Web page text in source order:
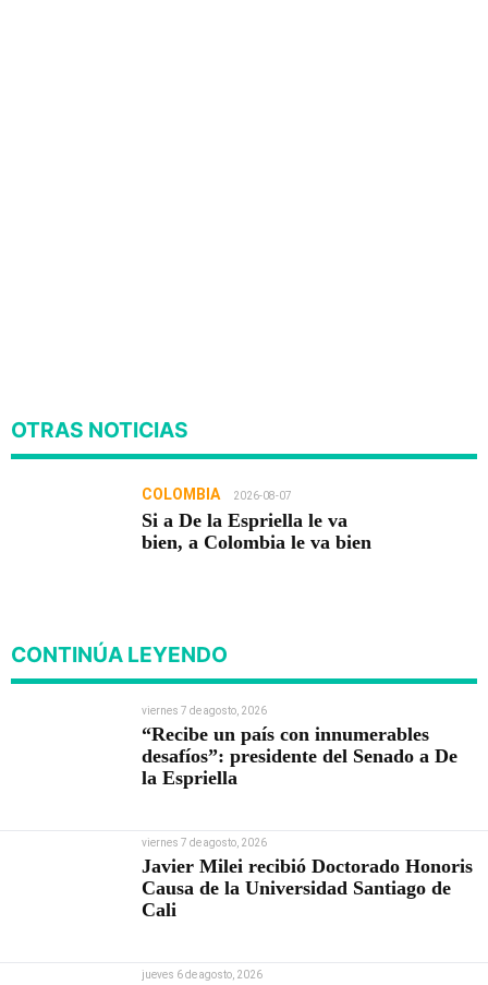
OTRAS NOTICIAS
COLOMBIA 2026-08-07
Si a De la Espriella le va
bien, a Colombia le va bien
CONTINÚA LEYENDO
viernes 7 de agosto, 2026
“Recibe un país con innumerables
desafíos”: presidente del Senado a De
la Espriella
viernes 7 de agosto, 2026
Javier Milei recibió Doctorado Honoris
Causa de la Universidad Santiago de
Cali
jueves 6 de agosto, 2026